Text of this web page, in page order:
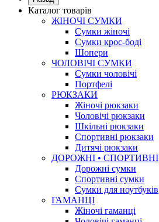
Каталог товарів
ЖІНОЧІ СУМКИ
Сумки жіночі
Сумки крос-боді
Шопери
ЧОЛОВІЧІ СУМКИ
Сумки чоловічі
Портфелі
РЮКЗАКИ
Жіночі рюкзаки
Чоловічі рюкзаки
Шкільні рюкзаки
Спортивні рюкзаки
Дитячі рюкзаки
ДОРОЖНІ • СПОРТИВНІ
Дорожні сумки
Спортивні сумки
Сумки для ноутбуків
ГАМАНЦІ
Жіночі гаманці